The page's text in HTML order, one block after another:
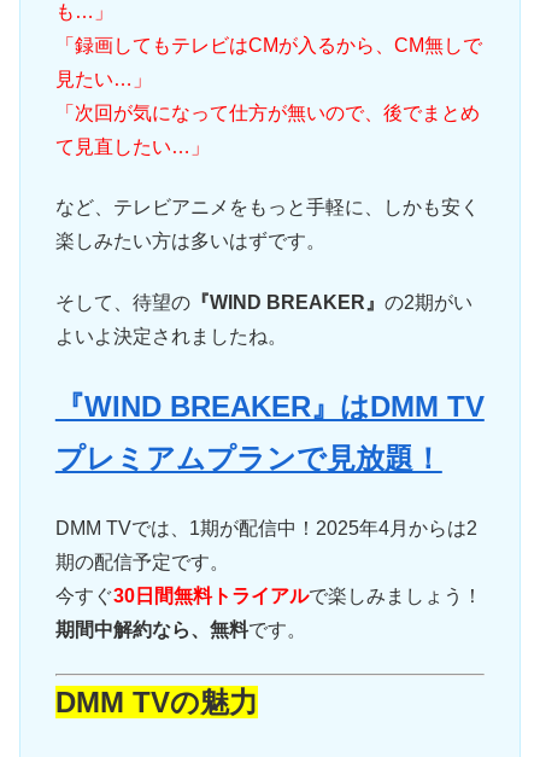
も…」
「録画してもテレビはCMが入るから、CM無しで
見たい…」
「次回が気になって仕方が無いので、後でまとめ
て見直したい…」
など、テレビアニメをもっと手軽に、しかも安く
楽しみたい方は多いはずです。
そして、待望の『WIND BREAKER』 の2期がい
よいよ決定されましたね。
『WIND BREAKER』はDMM TV
プレミアムプランで見放題！
DMM TVでは、1期が配信中！2025年4月からは2
期の配信予定です。
今すぐ30日間無料トライアルで楽しみましょう！
期間中解約なら、無料です。
DMM TVの魅力